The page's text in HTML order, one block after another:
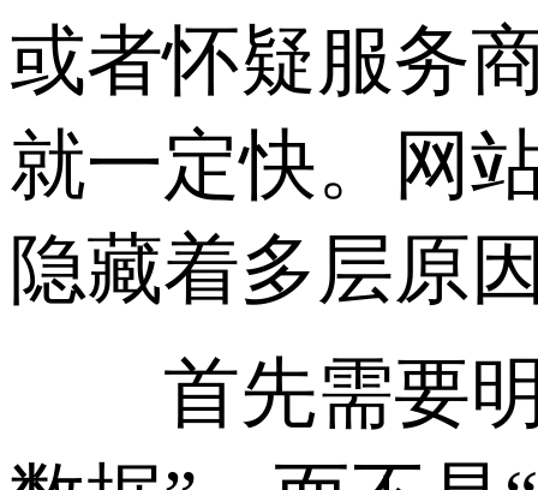
或者怀疑服务
就一定快。网
隐藏着多层原
首先需要明